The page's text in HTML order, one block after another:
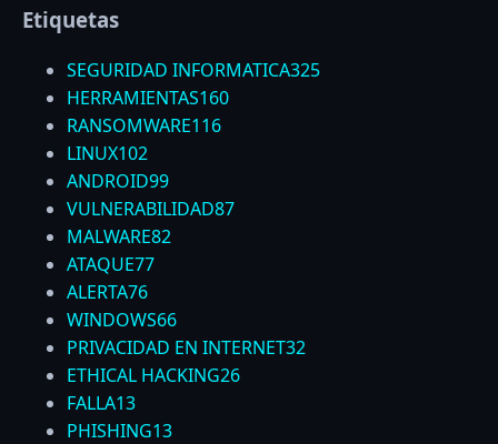
Etiquetas
SEGURIDAD INFORMATICA325
HERRAMIENTAS160
RANSOMWARE116
LINUX102
ANDROID99
VULNERABILIDAD87
MALWARE82
ATAQUE77
ALERTA76
WINDOWS66
PRIVACIDAD EN INTERNET32
ETHICAL HACKING26
FALLA13
PHISHING13